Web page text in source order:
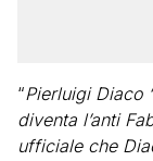
“Pierluigi Diaco
diventa l’anti
ufficiale che